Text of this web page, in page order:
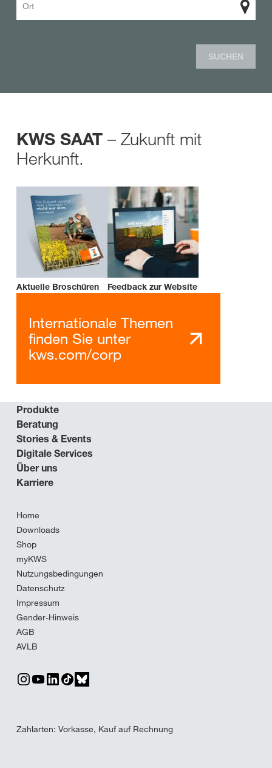
Ort
SUCHEN
KWS SAAT – Zukunft mit
Herkunft.
Aktuelle Broschüren Feedback zur Website
Internationale Themen
finden Sie unter
kws.com/corp
Produkte
Beratung
Stories & Events
Digitale Services
Über uns
Karriere
Home
Downloads
Shop
myKWS
Nutzungsbedingungen
Datenschutz
Impressum
Gender-Hinweis
AGB
AVLB
Zahlarten: Vorkasse, Kauf auf Rechnung